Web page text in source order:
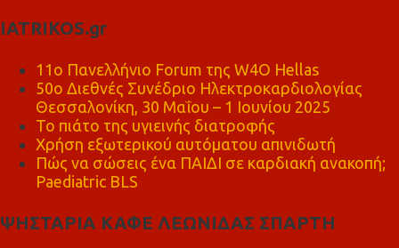
IATRIKOS.gr
11ο Πανελλήνιο Forum της W4O Hellas
50ο Διεθνές Συνέδριο Ηλεκτροκαρδιολογίας
Θεσσαλονίκη, 30 Μαΐου – 1 Ιουνίου 2025
Το πιάτο της υγιεινής διατροφής
Χρήση εξωτερικού αυτόματου απινιδωτή
Πώς να σώσεις ένα ΠΑΙΔΙ σε καρδιακή ανακοπή;
Paediatric BLS
ΨΗΣΤΑΡΙΑ ΚΑΦΕ ΛΕΩΝΙΔΑΣ ΣΠΑΡΤΗ